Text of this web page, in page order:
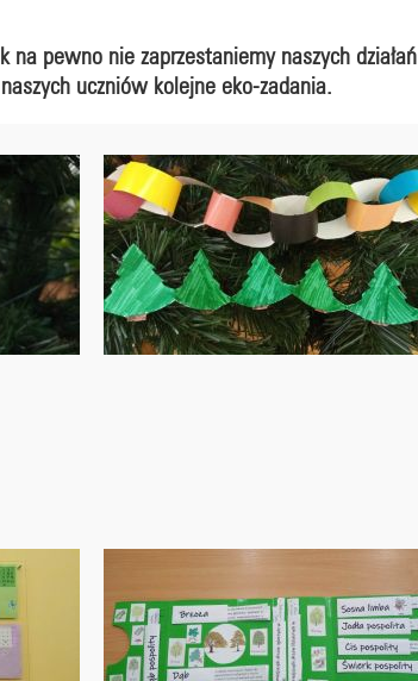
pewno nie zaprzestaniemy naszych działań
uczniów kolejne eko-zadania.